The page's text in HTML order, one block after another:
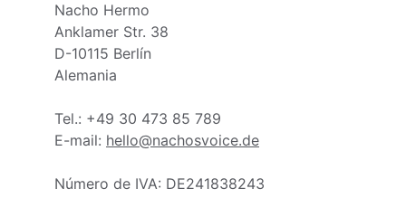
Nacho Hermo
Anklamer Str. 38
D-10115 Berlín
Alemania
Tel.: +49 30 473 85 789
E-mail: hello@nachosvoice.de
Número de IVA: DE241838243